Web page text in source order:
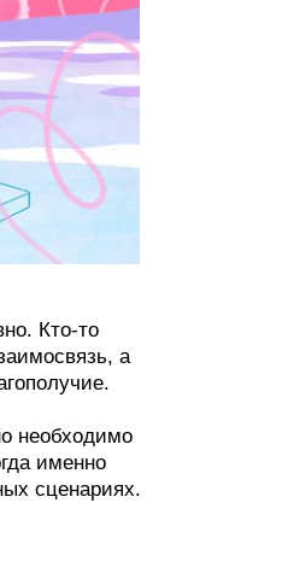
Кто‑то
а
необходимо
именно
сценариях.